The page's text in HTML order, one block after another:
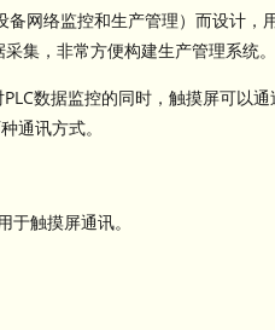
网络监控和生产管理）而设计，
集，非常方便构建生产管理系统。
数据监控的同时，触摸屏可以通
通讯方式。
触摸屏通讯。